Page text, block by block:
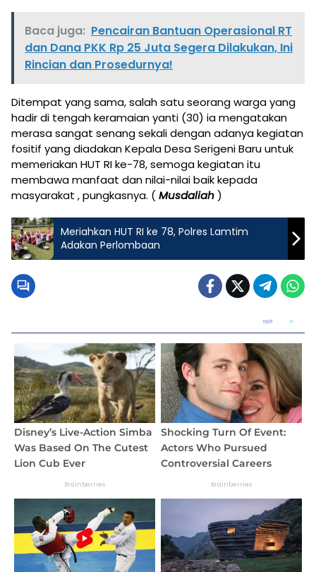
Baca juga: Pencairan Bantuan Operasional RT
dan Dana PKK Rp 25 Juta Segera Dilakukan, Ini
Rincian dan Prosedurnya!
Ditempat yang sama, salah satu seorang warga yang
hadir di tengah keramaian yanti (30) ia mengatakan
merasa sangat senang sekali dengan adanya kegiatan
fositif yang diadakan Kepala Desa Serigeni Baru untuk
memeriakan HUT RI ke-78, semoga kegiatan itu
membawa manfaat dan nilai-nilai baik kepada
masyarakat , pungkasnya. (Musdaliah)
Meriahkan HUT RI ke 78, Polres Lamtim
Adakan Perlombaan